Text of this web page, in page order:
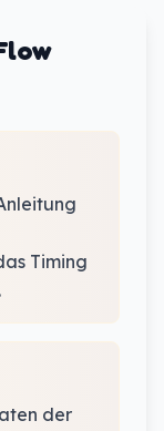
Timing
der